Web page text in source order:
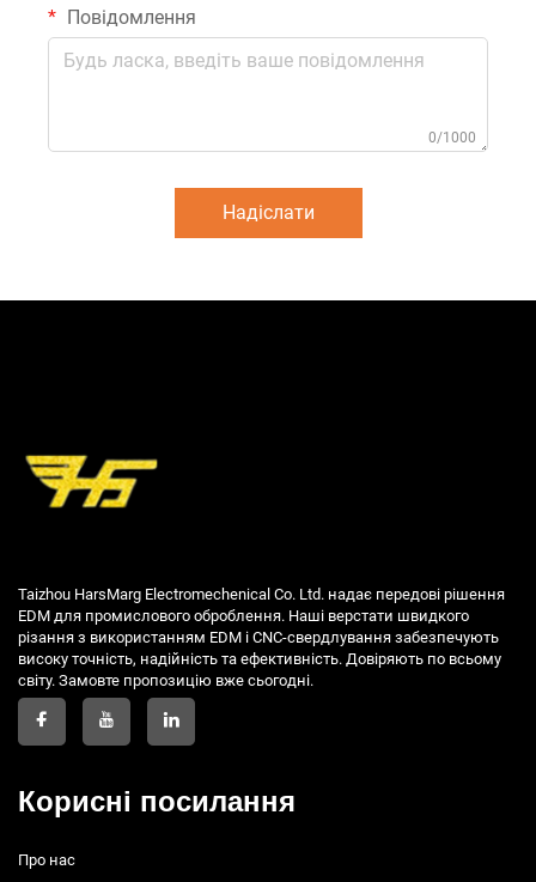
Повідомлення
0/1000
Надіслати
Taizhou HarsMarg Electromechenical Co. Ltd. надає передові рішення
EDM для промислового оброблення. Наші верстати швидкого
різання з використанням EDM і CNC-свердлування забезпечують
високу точність, надійність та ефективність. Довіряють по всьому
світу. Замовте пропозицію вже сьогодні.
Корисні посилання
Про нас